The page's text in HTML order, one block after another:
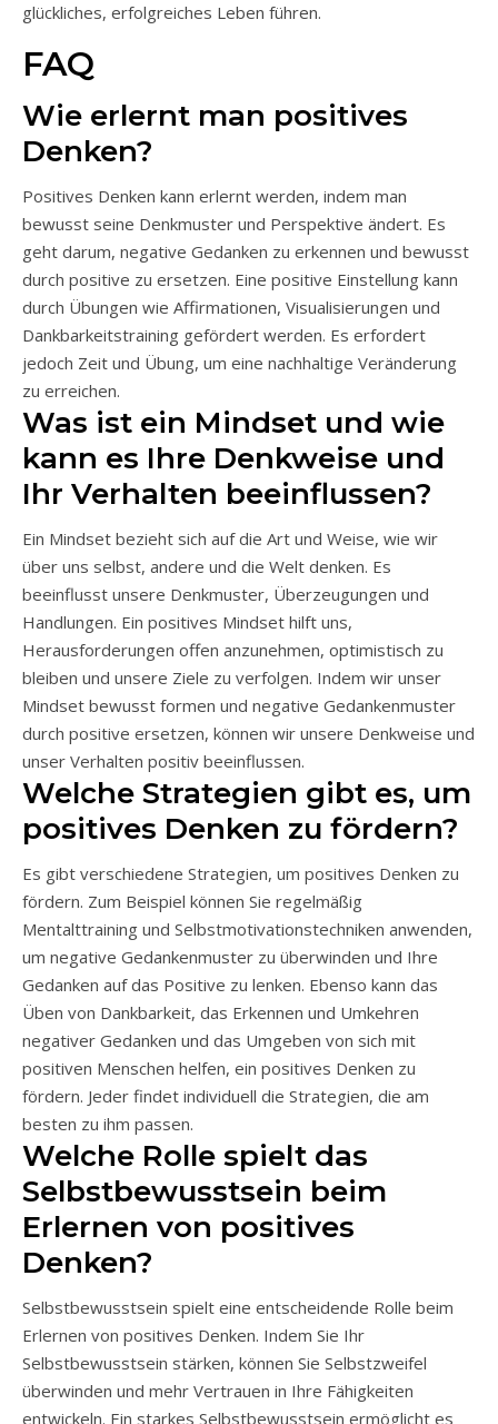
glückliches, erfolgreiches Leben führen.
FAQ
Wie erlernt man positives
Denken?
Positives Denken kann erlernt werden, indem man
bewusst seine Denkmuster und Perspektive ändert. Es
geht darum, negative Gedanken zu erkennen und bewusst
durch positive zu ersetzen. Eine positive Einstellung kann
durch Übungen wie Affirmationen, Visualisierungen und
Dankbarkeitstraining gefördert werden. Es erfordert
jedoch Zeit und Übung, um eine nachhaltige Veränderung
zu erreichen.
Was ist ein Mindset und wie
kann es Ihre Denkweise und
Ihr Verhalten beeinflussen?
Ein Mindset bezieht sich auf die Art und Weise, wie wir
über uns selbst, andere und die Welt denken. Es
beeinflusst unsere Denkmuster, Überzeugungen und
Handlungen. Ein positives Mindset hilft uns,
Herausforderungen offen anzunehmen, optimistisch zu
bleiben und unsere Ziele zu verfolgen. Indem wir unser
Mindset bewusst formen und negative Gedankenmuster
durch positive ersetzen, können wir unsere Denkweise und
unser Verhalten positiv beeinflussen.
Welche Strategien gibt es, um
positives Denken zu fördern?
Es gibt verschiedene Strategien, um positives Denken zu
fördern. Zum Beispiel können Sie regelmäßig
Mentalttraining und Selbstmotivationstechniken anwenden,
um negative Gedankenmuster zu überwinden und Ihre
Gedanken auf das Positive zu lenken. Ebenso kann das
Üben von Dankbarkeit, das Erkennen und Umkehren
negativer Gedanken und das Umgeben von sich mit
positiven Menschen helfen, ein positives Denken zu
fördern. Jeder findet individuell die Strategien, die am
besten zu ihm passen.
Welche Rolle spielt das
Selbstbewusstsein beim
Erlernen von positives
Denken?
Selbstbewusstsein spielt eine entscheidende Rolle beim
Erlernen von positives Denken. Indem Sie Ihr
Selbstbewusstsein stärken, können Sie Selbstzweifel
überwinden und mehr Vertrauen in Ihre Fähigkeiten
entwickeln. Ein starkes Selbstbewusstsein ermöglicht es